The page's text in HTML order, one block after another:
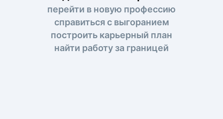
перейти в новую профессию
справиться с выгоранием
построить карьерный план
найти работу за границей